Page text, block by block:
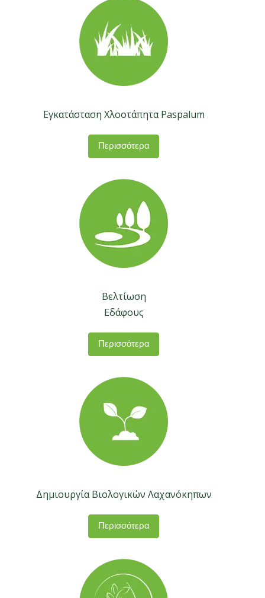
Εγκατάσταση Χλοοτάπητα Paspalum
Περισσότερα
Βελτίωση
Εδάφους
Περισσότερα
Δημιουργία Βιολογικών Λαχανόκηπων
Περισσότερα